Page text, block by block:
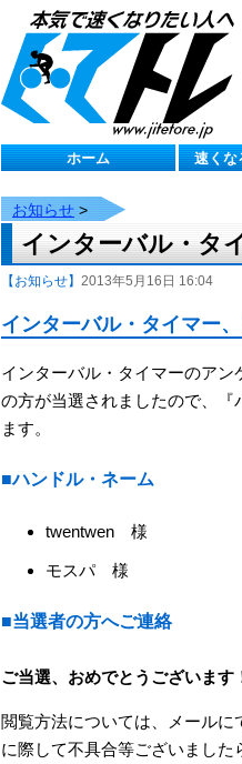
ホーム 速くな
お知らせ >
インターバル・タ
【お知らせ】 2013年5月16日 16:04
インターバル・タイマー
インターバル・タイマーのア
の方が当選されましたので、『
ます。
■ハンドル・ネーム
twentwen 様
モスパ 様
■当選者の方へご連絡
ご当選、おめでとうございます
閲覧方法については、メール
に際して不具合等ございました